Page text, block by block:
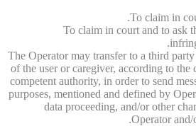
To claim in
To claim in court and to ask
The Operator may transfer to a third
of the user or caregiver, according to the
competent authority, in order to send
purposes, mentioned and defined by
data proceeding, and/or other
Operator and/